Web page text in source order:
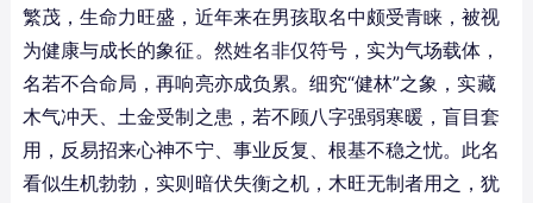
繁茂，生命力旺盛，近年来在男孩取名中颇受青睐，被视
为健康与成长的象征。然姓名非仅符号，实为气场载体，
名若不合命局，再响亮亦成负累。细究“健林”之象，实藏
木气冲天、土金受制之患，若不顾八字强弱寒暖，盲目套
用，反易招来心神不宁、事业反复、根基不稳之忧。此名
看似生机勃勃，实则暗伏失衡之机，木旺无制者用之，犹